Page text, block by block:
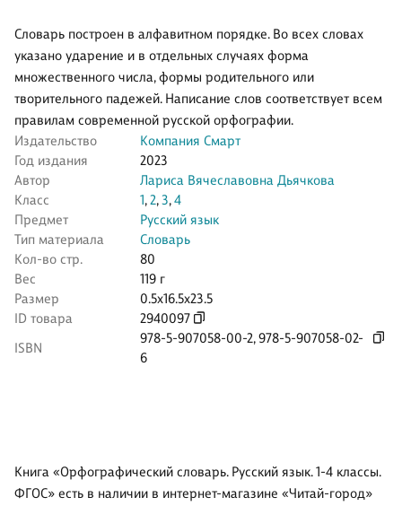
Словарь построен в алфавитном порядке. Во всех словах
указано ударение и в отдельных случаях форма
множественного числа, формы родительного или
творительного падежей. Написание слов соответствует всем
правилам современной русской орфографии.
Издательство
Компания Смарт
Год издания
2023
Автор
Лариса Вячеславовна Дьячкова
Класс
1,2,3,4
Предмет
Русский язык
Тип материала
Словарь
Кол-во стр.
80
Вес
119 г
Размер
0.5x16.5x23.5
ID товара
2940097
ISBN
978-5-907058-00-2,978-5-907058-02-
6
Книга «Орфографический словарь. Русский язык. 1-4 классы.
ФГОС» есть в наличии в интернет-магазине «Читай-город»